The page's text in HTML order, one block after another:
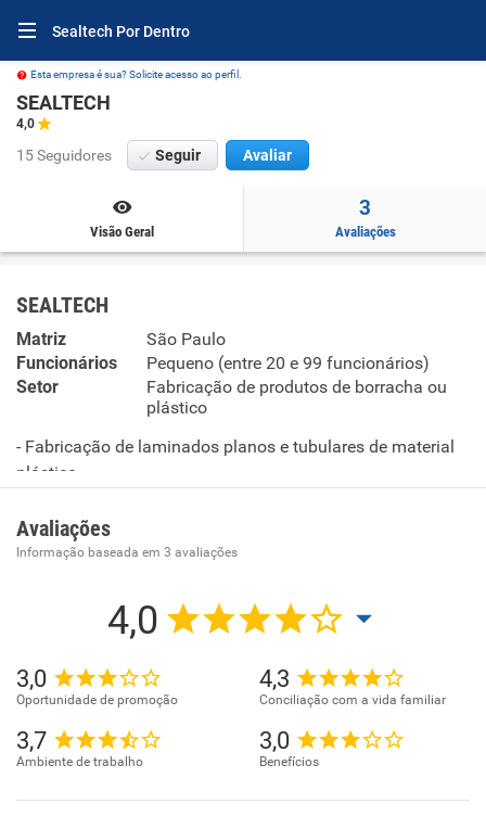
Sealtech Por Dentro
Esta empresa é sua? Solicite acesso ao perfil.
SEALTECH
4,0
15 Seguidores Seguir Avaliar
Visão Geral
3
Avaliações
SEALTECH
Matriz
São Paulo
Funcionários
Pequeno (entre 20 e 99 funcionários)
Setor
Fabricação de produtos de borracha ou
plástico
- Fabricação de laminados planos e tubulares de material
plástico
Avaliações
Informação baseada em 3 avaliações
4,0
3,0
Oportunidade de promoção
4,3
Conciliação com a vida familiar
3,7
Ambiente de trabalho
3,0
Benefícios